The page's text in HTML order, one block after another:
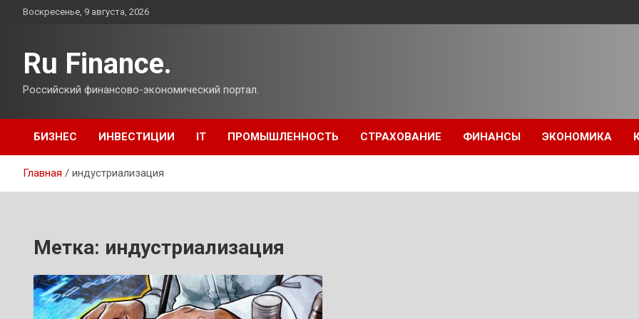
ПерейтиВоскресенье, 9 августа, 2026
Ru Finance.
Российский финансово-экономический портал.
БИЗНЕС ИНВЕСТИЦИИ IT ПРОМЫШЛЕННОСТЬ СТРАХОВАНИЕ ФИНАНСЫ ЭКОНОМИКА
Главная индустриализация
Метка: индустриализация